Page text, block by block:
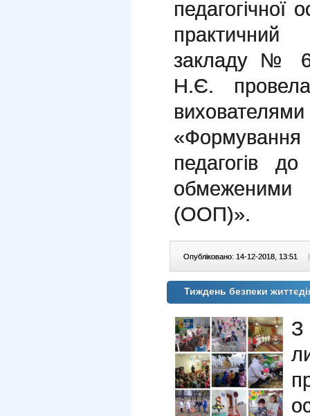
педагогічної
практичний
закладу №
Н.Є. провела
«Формування
педагогів
(ООП)».
Опубліковано: 14-12-2018, 13:51 |
Тиждень безпеки